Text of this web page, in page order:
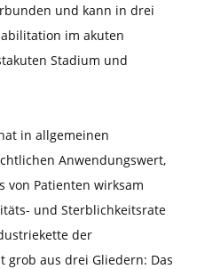
und kann in drei
im akuten
Stadium und
in allgemeinen
Anwendungswert,
von Patienten wirksam
und Sterblichkeitsrate
der
grob aus drei Gliedern: Das